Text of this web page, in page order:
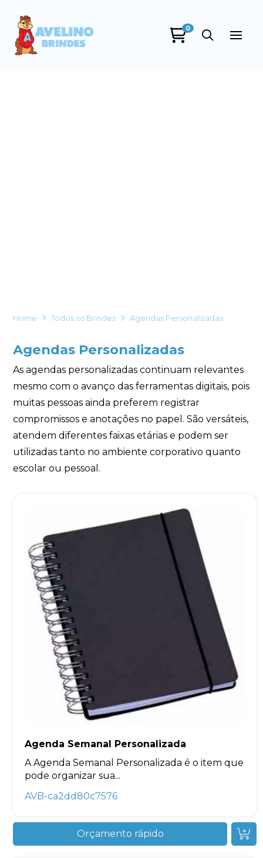
0
Home Todos os Brindes Agendas Personalizadas
Agendas Personalizadas
As agendas personalizadas continuam relevantes
mesmo com o avanço das ferramentas digitais, pois
muitas pessoas ainda preferem registrar
compromissos e anotações no papel. São versáteis,
atendem diferentes faixas etárias e podem ser
utilizadas tanto no ambiente corporativo quanto
escolar ou pessoal.
Agenda Semanal Personalizada
A Agenda Semanal Personalizada é o item que
pode organizar sua...
AVB-ca2dd80c7576
Orçamento rápido
Avelino Brindes
de marketing. Você pode alterar suas preferências a
Iniciar conversa